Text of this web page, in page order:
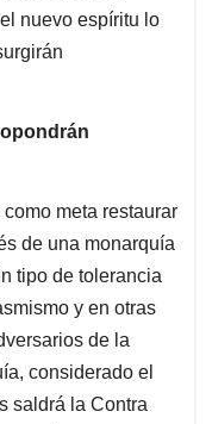
nuevo espíritu lo
como meta restaurar
de una monarquía
tipo de tolerancia
y en otras
de la
considerado el
saldrá la Contra